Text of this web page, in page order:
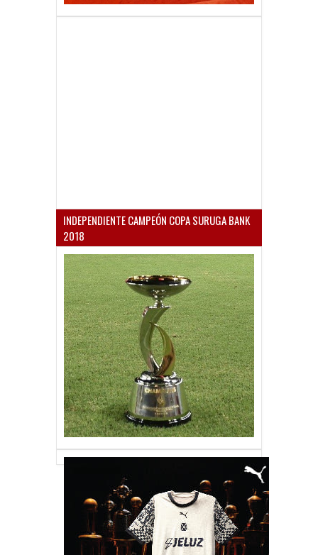
INDEPENDIENTE CAMPEÓN COPA SURUGA BANK
2018